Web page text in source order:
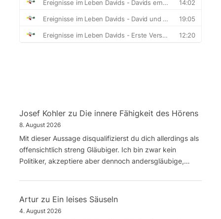
Josef Kohler zu Die innere Fähigkeit des Hörens
8. August 2026
Mit dieser Aussage disqualifizierst du dich allerdings als
offensichtlich streng Gläubiger. Ich bin zwar kein
Politiker, akzeptiere aber dennoch andersgläubige,…
Artur zu Ein leises Säuseln
4. August 2026